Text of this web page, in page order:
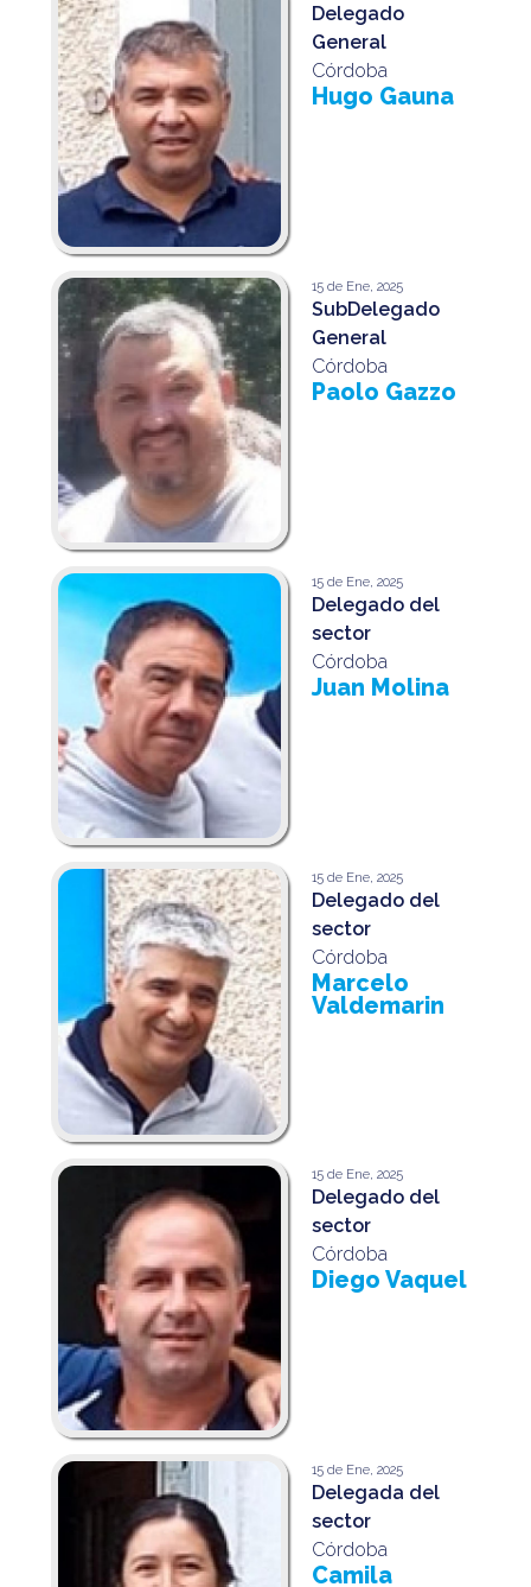
Delegado
General
Córdoba
Hugo Gauna
15 de Ene, 2025
SubDelegado
General
Córdoba
Paolo Gazzo
15 de Ene, 2025
Delegado del
sector
Córdoba
Juan Molina
15 de Ene, 2025
Delegado del
sector
Córdoba
Marcelo
Valdemarin
15 de Ene, 2025
Delegado del
sector
Córdoba
Diego Vaquel
15 de Ene, 2025
Delegada del
sector
Córdoba
Camila